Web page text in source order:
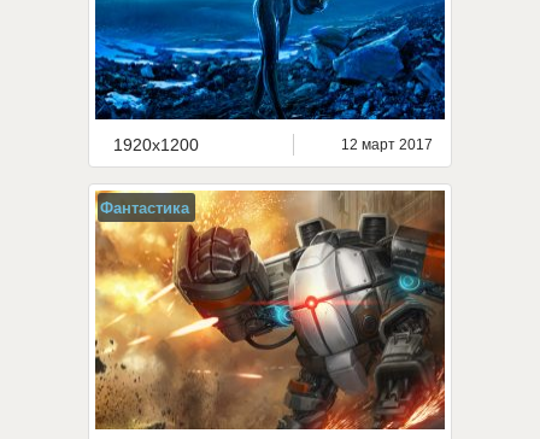
1920x1200 12 март 2017
Фантастика